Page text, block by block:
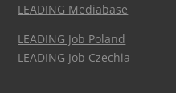
LEADING Mediabase
LEADING Job Poland
LEADING Job Czechia